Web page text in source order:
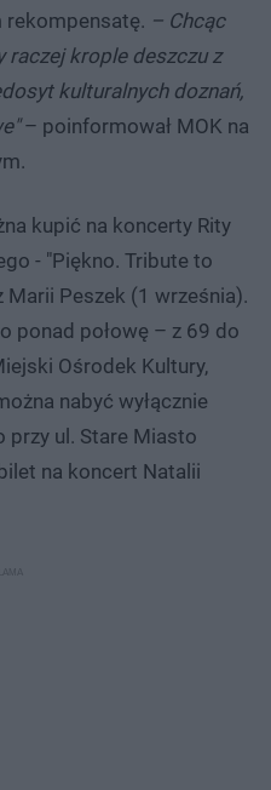
rekompensatę. – Chcąc
raczej krople deszczu z
kulturalnych doznań,
– poinformował MOK na
kupić na koncerty Rity
- "Piękno. Tribute to
Peszek (1 września).
ponad połowę – z 69 do
Ośrodek Kultury,
nabyć wyłącznie
przy ul. Stare Miasto
na koncert Natalii